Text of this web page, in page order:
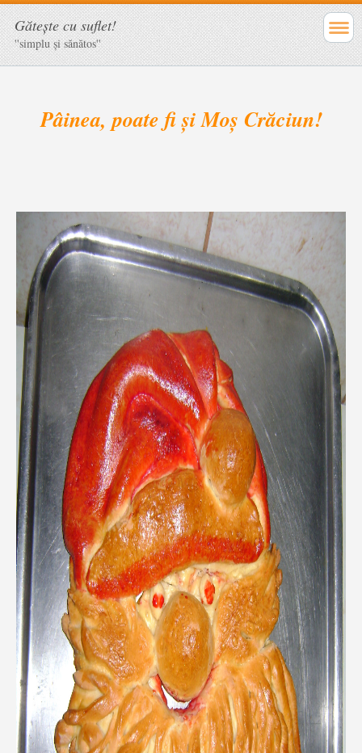
Găteşte cu suflet!
''simplu şi sănătos''
Pâinea, poate fi şi Moş Crăciun!